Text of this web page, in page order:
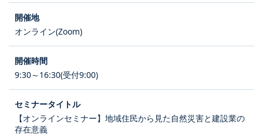
オンライン(Zoom)
9:30～16:30(受付9:00)
【オンラインセミナー】地域住民から見た自然災害と建設業の
存在意義